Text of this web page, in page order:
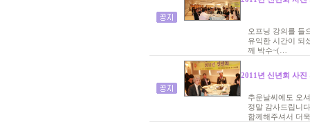
오프닝 강의를 들
유익한 시간이 되
께 박수~(…
2011년 신년회 사진
추운날씨에도 오
정말 감사드립니
함께해주셔서 더